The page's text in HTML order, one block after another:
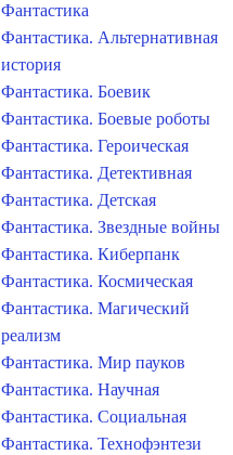
Фантастика
Фантастика. Альтернативная
история
Фантастика. Боевик
Фантастика. Боевые роботы
Фантастика. Героическая
Фантастика. Детективная
Фантастика. Детская
Фантастика. Звездные войны
Фантастика. Киберпанк
Фантастика. Космическая
Фантастика. Магический
реализм
Фантастика. Мир пауков
Фантастика. Научная
Фантастика. Социальная
Фантастика. Технофэнтези